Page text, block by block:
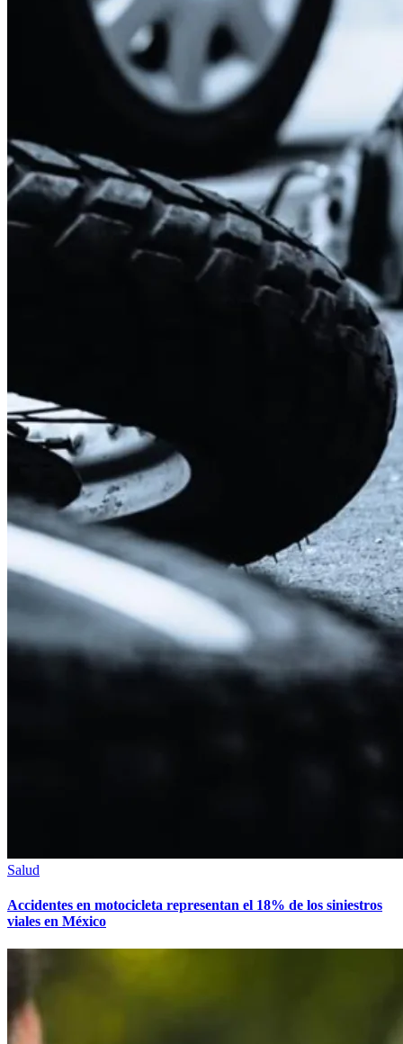
Salud
Accidentes en motocicleta representan el 18% de los siniestros
viales en México